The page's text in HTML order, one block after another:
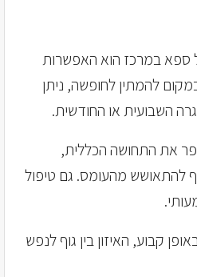
ספא במרכז הוא האפשרות
להמתין לחופשה, ניתן
השבועית או החודשית.
את התחושה הכללית,
להתאושש מהעומס. גם טיפול
קבוע, האיזון בין גוף לנפש